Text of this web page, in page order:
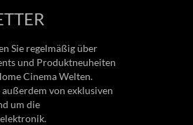
Sie regelmäßig über
und Produktneuheiten
Cinema Welten.
von exklusiven
um die